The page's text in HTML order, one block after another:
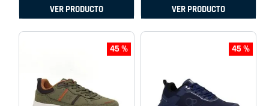
VER PRODUCTO VER PRODUCTO
45 % 45 %